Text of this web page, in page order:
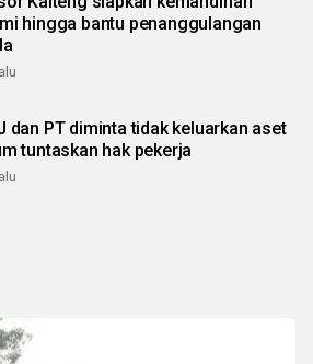
hingga bantu penanggulangan
dan PT diminta tidak keluarkan aset
tuntaskan hak pekerja